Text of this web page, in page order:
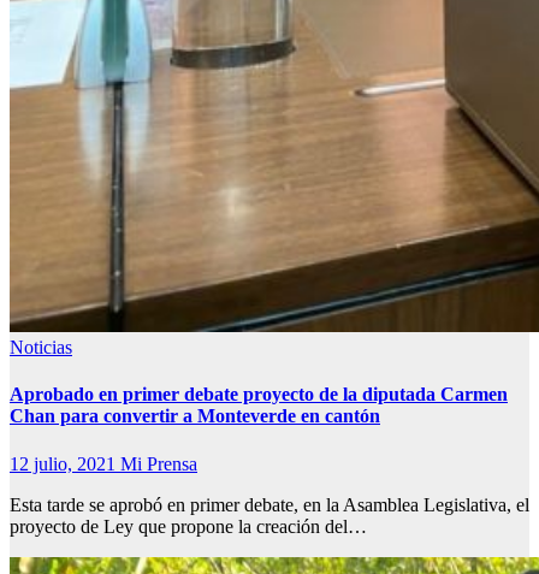
Noticias
Aprobado en primer debate proyecto de la diputada Carmen
Chan para convertir a Monteverde en cantón
12 julio, 2021 Mi Prensa
Esta tarde se aprobó en primer debate, en la Asamblea Legislativa, el
proyecto de Ley que propone la creación del…